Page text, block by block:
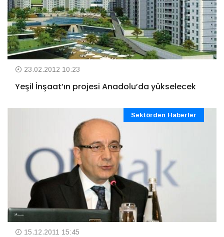
23.02.2012 10:23
Yeşil İnşaat’ın projesi Anadolu’da yükselecek
Sektörden Haberler
15.12.2011 15:45